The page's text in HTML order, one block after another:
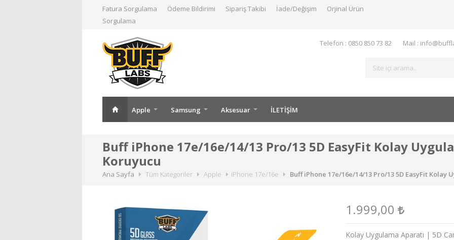
Fatura Sorgulama Ödeme Bildirimi Sipariş Takibi İade/Değişim
Orjinal Ürün
Sorgulama
Telefon : 0850 850 73 82 Mail :
Apple Samsung Aksesuar İLETİŞİM
Buff iPhone 17e/16e/14/13 Pro/13 5D EasyFit Kolay
Koruyucu
Ana Sayfa Tüm Kategoriler Apple iPhone 17e/16e Buff iPhone 17e/16e/14/13 Pro/13 5D EasyFit Kolay
1.999,00
Kolay Uygulama Aparatı | 5D